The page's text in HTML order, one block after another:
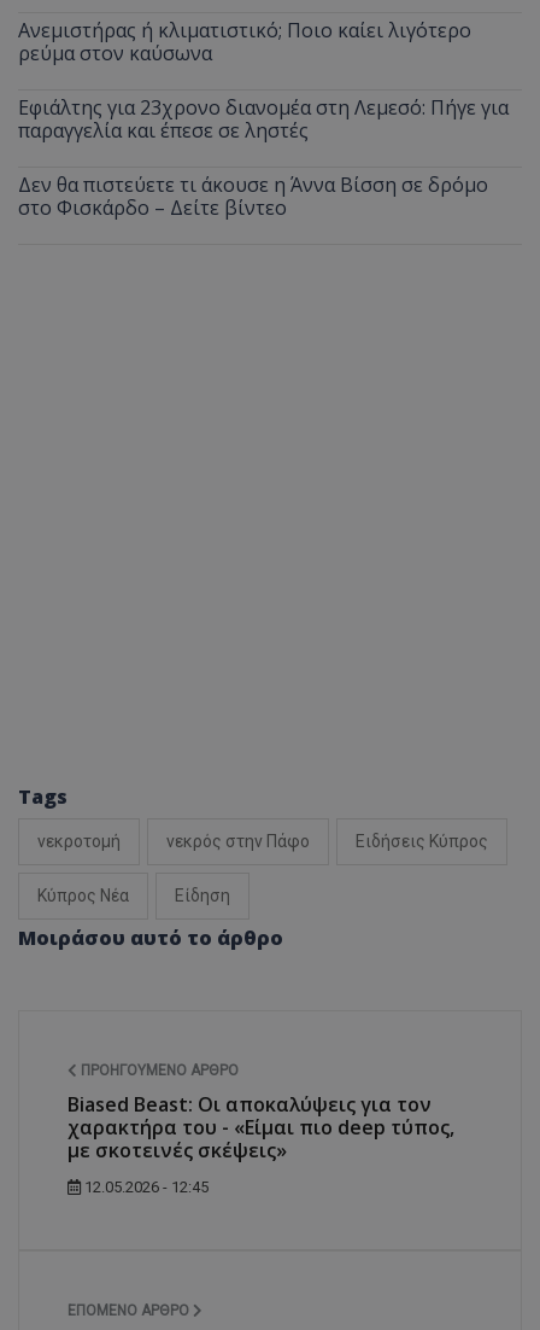
Ανεμιστήρας ή κλιματιστικό; Ποιο καίει λιγότερο
ρεύμα στον καύσωνα
Εφιάλτης για 23χρονο διανομέα στη Λεμεσό: Πήγε για
παραγγελία και έπεσε σε ληστές
Δεν θα πιστεύετε τι άκουσε η Άννα Βίσση σε δρόμο
στο Φισκάρδο – Δείτε βίντεο
Tags
νεκροτομή νεκρός στην Πάφο Ειδήσεις Κύπρος
Κύπρος Νέα Είδηση
Μοιράσου αυτό το άρθρο
ΠΡΟΗΓΟΎΜΕΝΟ ΆΡΘΡΟ
Biased Beast: Οι αποκαλύψεις για τον
χαρακτήρα του - «Είμαι πιο deep τύπος,
με σκοτεινές σκέψεις»
12.05.2026 - 12:45
ΕΠΌΜΕΝΟ ΆΡΘΡΟ